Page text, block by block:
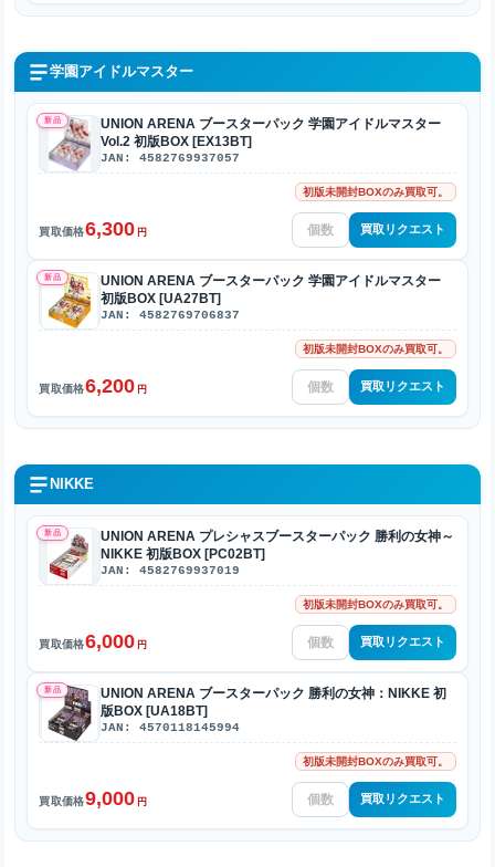
学園アイドルマスター
新品
UNION ARENA ブースターパック 学園アイドルマスター
Vol.2 初版BOX [EX13BT]
JAN: 4582769937057
初版未開封BOXのみ買取可。
買取価格6,300 円 買取リクエスト
新品
UNION ARENA ブースターパック 学園アイドルマスター
初版BOX [UA27BT]
JAN: 4582769706837
初版未開封BOXのみ買取可。
買取価格6,200 円 買取リクエスト
NIKKE
新品
UNION ARENA プレシャスブースターパック 勝利の女神～
NIKKE 初版BOX [PC02BT]
JAN: 4582769937019
初版未開封BOXのみ買取可。
買取価格6,000 円 買取リクエスト
新品
UNION ARENA ブースターパック 勝利の女神：NIKKE 初
版BOX [UA18BT]
JAN: 4570118145994
初版未開封BOXのみ買取可。
買取価格9,000 円 買取リクエスト